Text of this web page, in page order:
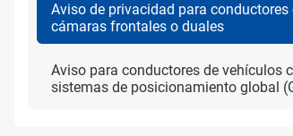
Aviso de privacidad para conductores
cámaras frontales o duales
Aviso para conductores de vehículos
sistemas de posicionamiento global